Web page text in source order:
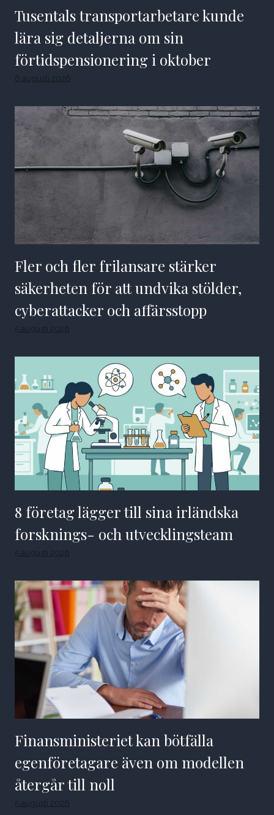
Tusentals transportarbetare kunde
lära sig detaljerna om sin
förtidspensionering i oktober
6 augusti 2026
Fler och fler frilansare stärker
säkerheten för att undvika stölder,
cyberattacker och affärsstopp
5 augusti 2026
8 företag lägger till sina irländska
forsknings- och utvecklingsteam
5 augusti 2026
Finansministeriet kan bötfälla
egenföretagare även om modellen
återgår till noll
5 augusti 2026